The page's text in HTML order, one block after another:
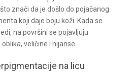
znači da je došlo do pojačanog
koji daje boju koži. Kada se
na površini se pojavljuju
veličine i nijanse.
na licu